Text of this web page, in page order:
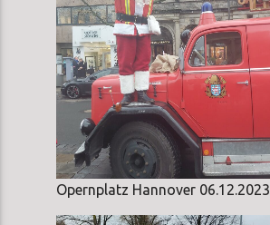
Opernplatz Hannover 06.12.2023